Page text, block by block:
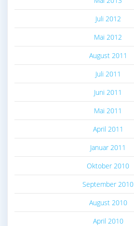
Juli 2012
Mai 2012
August 2011
Juli 2011
Juni 2011
Mai 2011
April 2011
Januar 2011
Oktober 2010
September 2010
August 2010
April 2010